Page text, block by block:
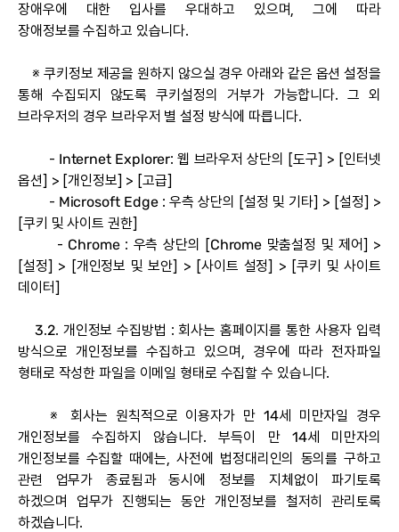
장애우에 대한 입사를 우대하고 있으며, 그에 따라
장애정보를 수집하고 있습니다.
※ 쿠키정보 제공을 원하지 않으실 경우 아래와 같은 옵션 설정을
통해 수집되지 않도록 쿠키설정의 거부가 가능합니다. 그 외
브라우저의 경우 브라우저 별 설정 방식에 따릅니다.
- Internet Explorer: 웹 브라우저 상단의 [도구] > [인터넷
옵션] > [개인정보] > [고급]
- Microsoft Edge : 우측 상단의 [설정 및 기타] > [설정] >
[쿠키 및 사이트 권한]
- Chrome : 우측 상단의 [Chrome 맞춤설정 및 제어] >
[설정] > [개인정보 및 보안] > [사이트 설정] > [쿠키 및 사이트
데이터]
3.2. 개인정보 수집방법 : 회사는 홈페이지를 통한 사용자 입력
방식으로 개인정보를 수집하고 있으며, 경우에 따라 전자파일
형태로 작성한 파일을 이메일 형태로 수집할 수 있습니다.
※ 회사는 원칙적으로 이용자가 만 14세 미만자일 경우
개인정보를 수집하지 않습니다. 부득이 만 14세 미만자의
개인정보를 수집할 때에는, 사전에 법정대리인의 동의를 구하고
관련 업무가 종료됨과 동시에 정보를 지체없이 파기토록
하겠으며 업무가 진행되는 동안 개인정보를 철저히 관리토록
하겠습니다.